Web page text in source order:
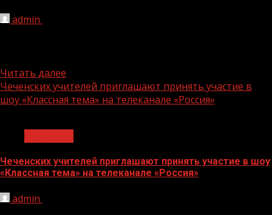
admin
Читать далее
Чеченских учителей приглашают принять участие в
шоу «Классная тема» на телеканале «Россия»
Чеченских учителей приглашают принять участие в шоу
«Классная тема» на телеканале «Россия»
admin